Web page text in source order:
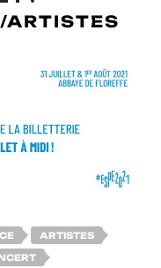
ARTISTES
ARTISTES